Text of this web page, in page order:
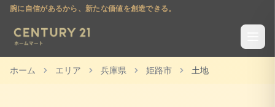
腕に自信があるから、新たな価値を創造できる。
ホーム エリア 兵庫県 姫路市 土地